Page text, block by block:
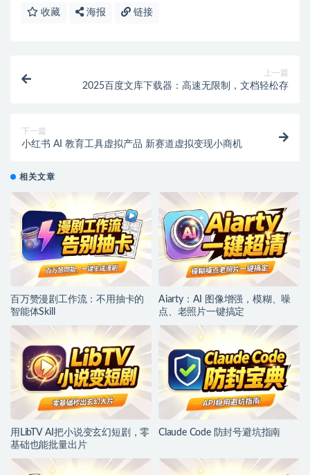
收藏 海报 链接
上一篇
2025百度文库下载器：高速无限制，文档轻松存
下一篇
小红书 AI 教育工具虚拟产品 新赛道虚拟变现小商机
相关文章
百万赞漫剧工作流：不用抽卡的
智能体Skill
Aiarty：AI 图像增强，模糊、噪
点、老照片一键搞定
用LibTV AI把小说变玄幻短剧，零
基础也能批量出片
Claude Code 防封号避坑指南